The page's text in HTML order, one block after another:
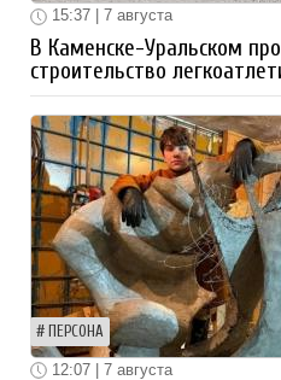
15:37 | 7 августа
В Каменске-Уральском
строительство
ПЕРСОНА
12:07 | 7 августа